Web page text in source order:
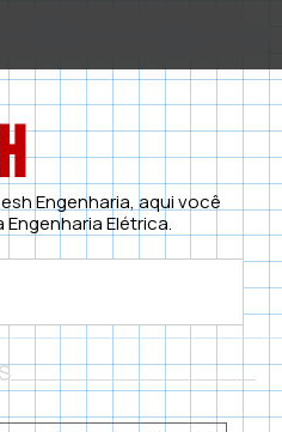
Engenharia, aqui você
Elétrica.